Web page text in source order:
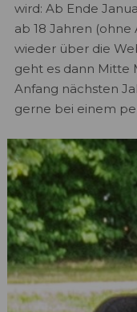
wird: Ab Ende
ab 18 Jahren (ohne
wieder über die
geht es dann Mitte
Anfang nächsten
gerne bei einem